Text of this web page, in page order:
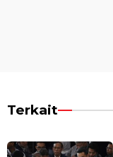
Terkait